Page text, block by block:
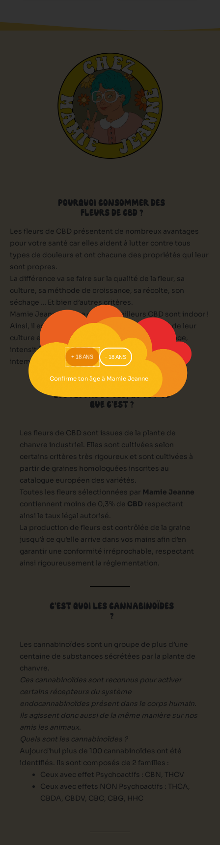
POURQUOI CONSOMMER DES
FLEURS DE CBD ?
Les fleurs de CBD présentent de nombreux avantages
pour votre santé car elles aident à lutter contre tous
types de douleurs et ont chacune des propriétés qui leur
sont propres.
La différence va se faire sur la qualité de la fleur, sa
culture, sa méthode de croissance, sa récolte, son
séchage … Et bien d’autres critères.
Mamie Jeanne trouve que les Meilleurs CBD sont indoor !
Ainsi, il est plus facile de contrôler l’intégralité de leur
culture en gérant au mieux (température, arrosage,
intensité de lumière) et surtout en protégeant des
intempéries, nuisibles …
LES FLEURS DE CBD, QU’EST-CE
QUE C’EST ?
Les fleurs de CBD sont issues de la plante de
chanvre industriel. Elles sont cultivées selon
certains critères très rigoureux et sont cultivées à
partir de graines homologuées inscrites au
catalogue européen des variétés.
Toutes les fleurs sélectionnées par Mamie Jeanne
contiennent moins de 0,3% de CBD respectant
ainsi le taux légal autorisé.
La production de fleurs est contrôlée de la graine
jusqu’à ce qu’elle arrive dans vos mains afin d’en
garantir une conformité irréprochable, respectant
ainsi rigoureusement la réglementation.
C’EST QUOI LES CANNABINOÏDES
?
Les cannabinoïdes sont un groupe de plus d’une
centaine de substances sécrétées par la plante de
chanvre.
Ces cannabinoïdes sont reconnus pour activer
certains récepteurs du système
endocannabinoïdes présent dans le corps humain.
Ils agissent donc aussi de la même manière sur nos
amis les animaux.
Quels sont les cannabinoïdes ?
Aujourd’hui plus de 100 cannabinoïdes ont été
identifiés. Ils sont composés de 2 familles :
Ceux avec effet Psychoactifs : CBN, THCV
Ceux avec effets NON Psychoactifs : THCA,
CBDA, CBDV, CBC, CBG, HHC
+ 18 ANS - 18 ANS
Confirme ton âge à Mamie Jeanne